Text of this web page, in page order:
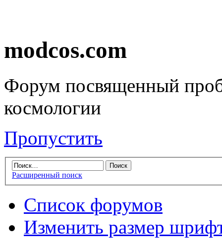
modcos.com
Форум посвященный
космологии
Пропустить
Расширенный поиск
Список форумов
Изменить размер